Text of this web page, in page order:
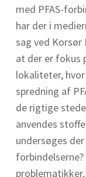
med PFAS-
har der i
sag ved Korsør
at der er fokus
lokaliteter,
spredning af
de rigtige
anvendes
undersøges